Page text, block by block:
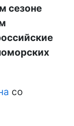
сезоне
со